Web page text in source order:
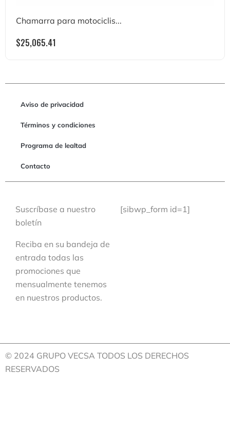
Chamarra para motociclis...
$25,065.41
Aviso de privacidad
Términos y condiciones
Programa de lealtad
Contacto
Suscríbase a nuestro
boletín
Reciba en su bandeja de
entrada todas las
promociones que
mensualmente tenemos
en nuestros productos.
[sibwp_form id=1]
© 2024 GRUPO VECSA TODOS LOS DERECHOS
RESERVADOS